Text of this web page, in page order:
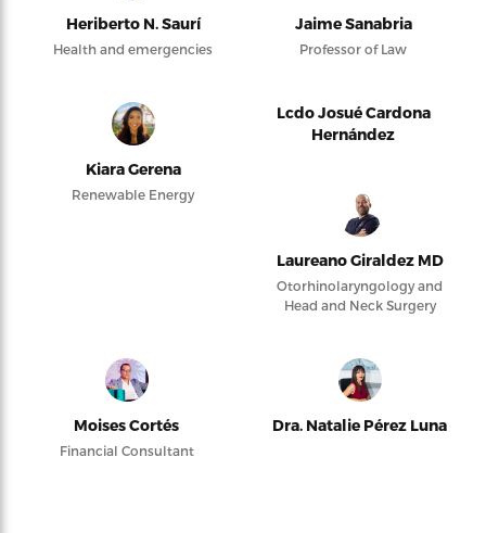
Heriberto N. Saurí
Health and emergencies
Jaime Sanabria
Professor of Law
Kiara Gerena
Renewable Energy
Lcdo Josué Cardona
Hernández
Laureano Giraldez MD
Otorhinolaryngology and
Head and Neck Surgery
Moises Cortés
Financial Consultant
Dra. Natalie Pérez Luna